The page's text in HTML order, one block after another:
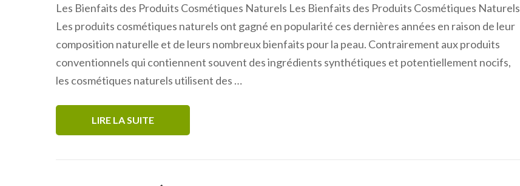
Les Bienfaits des Produits Cosmétiques Naturels Les Bienfaits des Produits Cosmétiques Naturels
Les produits cosmétiques naturels ont gagné en popularité ces dernières années en raison de leur
composition naturelle et de leurs nombreux bienfaits pour la peau. Contrairement aux produits
conventionnels qui contiennent souvent des ingrédients synthétiques et potentiellement nocifs,
les cosmétiques naturels utilisent des …
LIRE LA SUITE